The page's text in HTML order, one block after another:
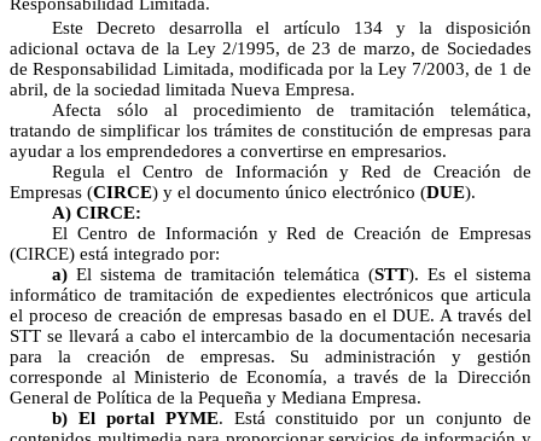
Responsabilidad Limitada.
Este Decreto desarrolla el artículo 134 y la disposición
adicional octava de la Ley 2/1995, de 23 de marzo, de Sociedades
de Responsabilidad Limitada, modificada por la Ley 7/2003, de 1 de
abril, de la sociedad limitada Nueva Empresa.
Afecta sólo al procedimiento de tramitación telemática,
tratando de simplificar los trámites de constitución de empresas para
ayudar a los emprendedores a convertirse en empresarios.
Regula el Centro de Información y Red de Creación de
Empresas (CIRCE) y el documento único electrónico (DUE).
A) CIRCE:
El Centro de Información y Red de Creación de Empresas
(CIRCE) está integrado por:
a) El sistema de tramitación telemática (STT). Es el sistema
informático de tramitación de expedientes electrónicos que articula
el proceso de creación de empresas basado en el DUE. A través del
STT se llevará a cabo el intercambio de la documentación necesaria
para la creación de empresas. Su administración y gestión
corresponde al Ministerio de Economía, a través de la Dirección
General de Política de la Pequeña y Mediana Empresa.
b) El portal PYME. Está constituido por un conjunto de